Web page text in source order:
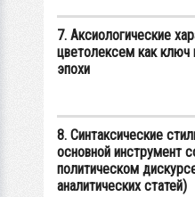
7. Аксиологические
цветолексем как ключ
эпохи
8. Синтаксические
основной инструмент
политическом
аналитических статей)